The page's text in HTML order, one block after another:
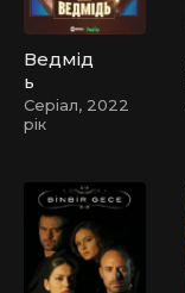
Ведмід
ь
Серіал, 2022
рік